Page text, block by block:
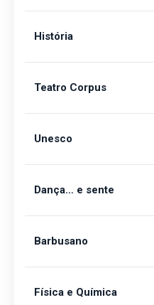
História
Teatro Corpus
Unesco
Dança… e sente
Barbusano
Física e Química